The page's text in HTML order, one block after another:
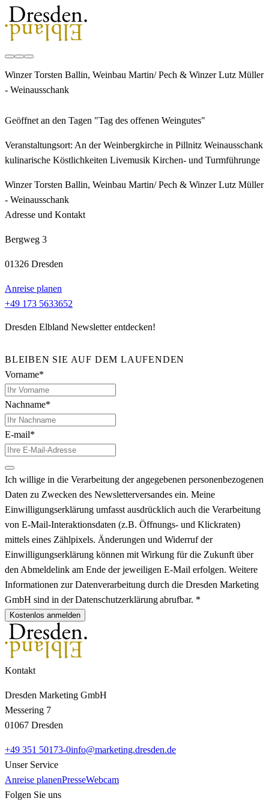
Winzer Torsten Ballin, Weinbau Martin/ Pech & Winzer Lutz Müller
- Weinausschank
Geöffnet an den Tagen "Tag des offenen Weingutes"
Veranstaltungsort: An der Weinbergkirche in Pillnitz Weinausschank
kulinarische Köstlichkeiten Livemusik Kirchen- und Turmführunge
Winzer Torsten Ballin, Weinbau Martin/ Pech & Winzer Lutz Müller
- Weinausschank
Adresse und Kontakt
Bergweg 3
01326 Dresden
Anreise planen
+49 173 5633652
Dresden Elbland Newsletter entdecken!
BLEIBEN SIE AUF DEM LAUFENDEN
Vorname*
Nachname*
E-mail*
Ich willige in die Verarbeitung der angegebenen personenbezogenen
Daten zu Zwecken des Newsletterversandes ein. Meine
Einwilligungserklärung umfasst ausdrücklich auch die Verarbeitung
von E-Mail-Interaktionsdaten (z.B. Öffnungs- und Klickraten)
mittels eines Zählpixels. Änderungen und Widerruf der
Einwilligungserklärung können mit Wirkung für die Zukunft über
den Abmeldelink am Ende der jeweiligen E-Mail erfolgen. Weitere
Informationen zur Datenverarbeitung durch die Dresden Marketing
GmbH sind in der Datenschutzerklärung abrufbar. *
Kostenlos anmelden
Kontakt
Dresden Marketing GmbH
Messering 7
01067 Dresden
+49 351 50173-0info@marketing.dresden.de
Unser Service
Anreise planenPresseWebcam
Folgen Sie uns